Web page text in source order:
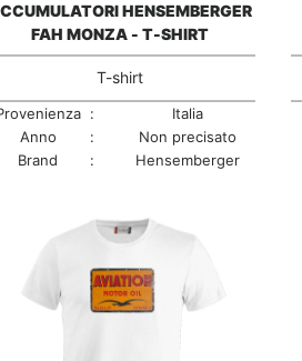
HENSEMBERGER
FAH MONZA - T-SHIRT
T-shirt
:
Italia
Anno
:
Non precisato
Brand
: Hensemberger